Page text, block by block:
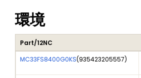
環境
Part/12NC
MC33FS8400G0KS(935423205557)